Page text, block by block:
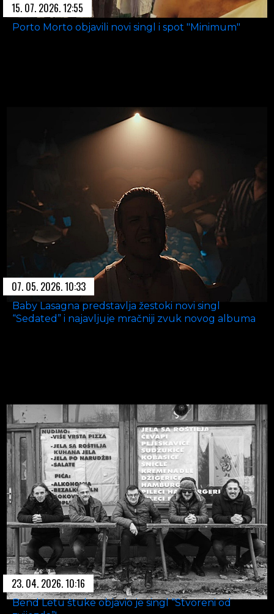
15. 07. 2026. 12:55
Porto Morto objavili novi singl i spot "Minimum"
07. 05. 2026. 10:33
Baby Lasagna predstavlja žestoki novi singl
“Sedated” i najavljuje mračniji zvuk novog albuma
23. 04. 2026. 10:16
Bend Letu štuke objavio je singl “Stvoreni od